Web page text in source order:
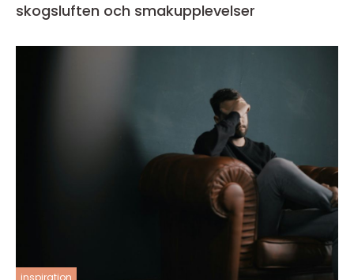
skogsluften och smakupplevelser
inspiration